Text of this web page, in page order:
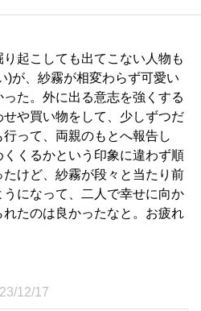
起こしても出てこない人物も
)が、紗霧が相変わらず可愛い
た。外に出る意志を強くする
や買い物をして、少しずつだ
って、両親のもとへ報告し
くるかという印象に違わず順
たけど、紗霧が段々と当たり前
になって、二人で幸せに向か
れたのは良かったなと。お疲れ
12/17